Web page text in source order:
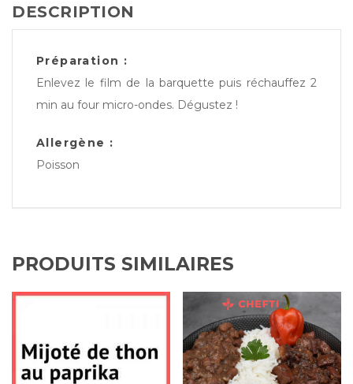
DESCRIPTION
Préparation :
Enlevez le film de la barquette puis réchauffez 2
min au four micro-ondes. Dégustez !
Allergène :
Poisson
PRODUITS SIMILAIRES